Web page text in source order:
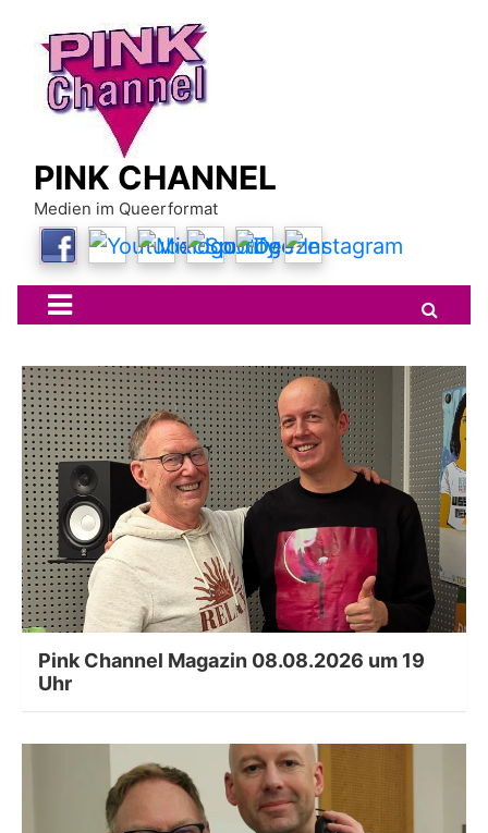
content
PINK CHANNEL
Medien im Queerformat
Pink Channel Magazin 08.08.2026 um 19
Uhr